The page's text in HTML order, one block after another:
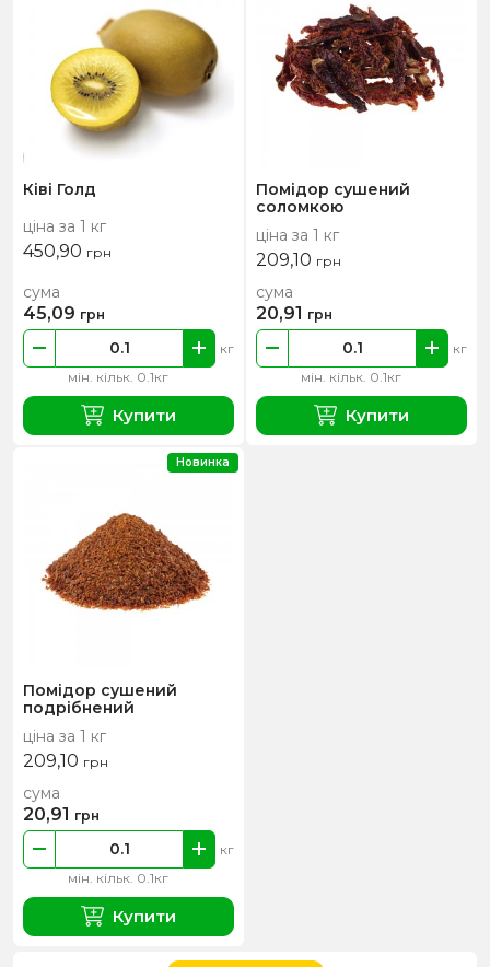
Ківі Голд
ціна за 1 кг
450,90 грн
мін. кільк. 0.1кг
кг
сума
45,09 грн
Купити
Помідор сушений
соломкою
ціна за 1 кг
209,10 грн
мін. кільк. 0.1кг
кг
сума
20,91 грн
Купити
Помідор сушений
подрібнений
ціна за 1 кг
209,10 грн
мін. кільк. 0.1кг
кг
сума
20,91 грн
Купити
Новинка